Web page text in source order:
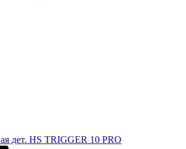
дет. HS TRIGGER 10 PRO